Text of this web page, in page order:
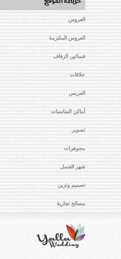
العروس
العروس الملتزمة
فساتين الزفاف
علاقات
العريس
أماكن المناسبات
تصوير
مجوهرات
شهر العسل
تصميم وتزين
مصالح تجارية